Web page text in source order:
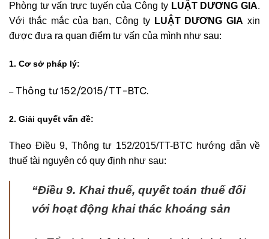
Phòng tư vấn trực tuyến của Công ty LUẬT DƯƠNG GIA.
Với thắc mắc của bạn, Công ty LUẬT DƯƠNG GIA xin
được đưa ra quan điểm tư vấn của mình như sau:
1. Cơ sở pháp lý:
– Thông tư 152/2015/TT-BTC.
2. Giải quyết vấn đề:
Theo Điều 9, Thông tư 152/2015/TT-BTC hướng dẫn về
thuế tài nguyên có quy định như sau:
“Điều 9. Khai thuế, quyết toán thuế đối
với hoạt động khai thác khoáng sản